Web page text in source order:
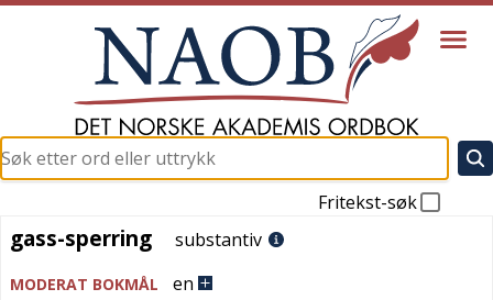
Fritekst-søk
gass-sperring
gass-sperring substantiv
MODERAT BOKMÅL en